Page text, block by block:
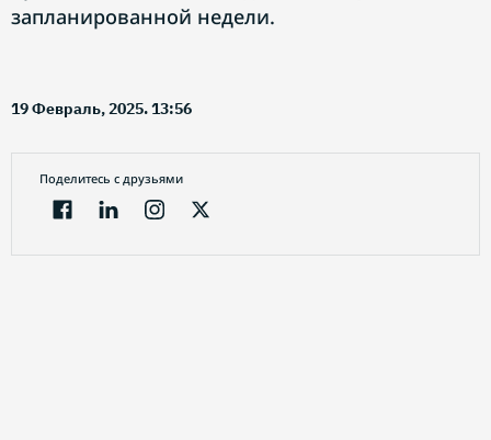
запланированной недели.
19 Февраль, 2025. 13:56
Поделитесь с друзьями